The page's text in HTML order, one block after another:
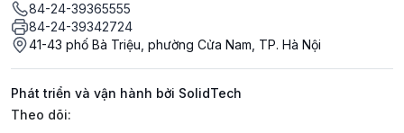
84-24-39365555
84-24-39342724
41-43 phố Bà Triệu, phường Cửa Nam, TP. Hà Nội
Phát triển và vận hành bởi SolidTech
Mạng xã hội
Theo dõi: